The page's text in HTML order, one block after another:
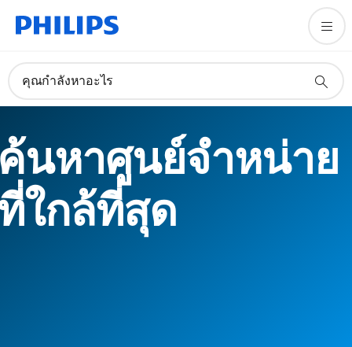
คุณกำลังหาอะไร
นหาศูนย์จำหน่าย
ใกล้ที่สุด